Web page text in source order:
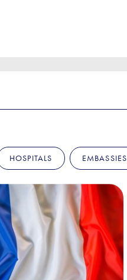
HOSPITALS EMBASSIES